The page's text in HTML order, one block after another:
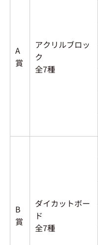
A
賞
アクリルブロッ
ク
全7種
B
賞
ダイカットボー
ド
全7種